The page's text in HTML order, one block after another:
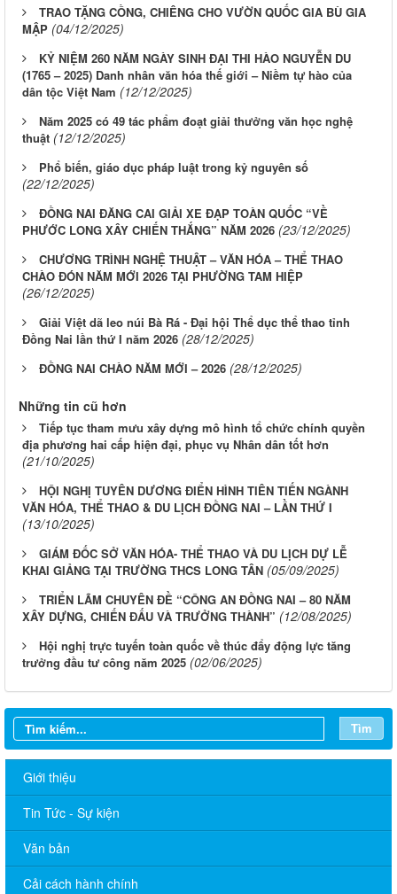
TRAO TẶNG CỒNG, CHIÊNG CHO VƯỜN QUỐC GIA BÙ GIA
MẬP (04/12/2025)
KỶ NIỆM 260 NĂM NGÀY SINH ĐẠI THI HÀO NGUYỄN DU
(1765 – 2025) Danh nhân văn hóa thế giới – Niềm tự hào của
dân tộc Việt Nam (12/12/2025)
Năm 2025 có 49 tác phẩm đoạt giải thưởng văn học nghệ
thuật (12/12/2025)
Phổ biến, giáo dục pháp luật trong kỷ nguyên số
(22/12/2025)
ĐỒNG NAI ĐĂNG CAI GIẢI XE ĐẠP TOÀN QUỐC “VỀ
PHƯỚC LONG XÂY CHIẾN THẮNG” NĂM 2026 (23/12/2025)
CHƯƠNG TRÌNH NGHỆ THUẬT – VĂN HÓA – THỂ THAO
CHÀO ĐÓN NĂM MỚI 2026 TẠI PHƯỜNG TAM HIỆP
(26/12/2025)
Giải Việt dã leo núi Bà Rá - Đại hội Thể dục thể thao tỉnh
Đồng Nai lần thứ I năm 2026 (28/12/2025)
ĐỒNG NAI CHÀO NĂM MỚI – 2026 (28/12/2025)
Những tin cũ hơn
Tiếp tục tham mưu xây dựng mô hình tổ chức chính quyền
địa phương hai cấp hiện đại, phục vụ Nhân dân tốt hơn
(21/10/2025)
HỘI NGHỊ TUYÊN DƯƠNG ĐIỂN HÌNH TIÊN TIẾN NGÀNH
VĂN HÓA, THỂ THAO & DU LỊCH ĐỒNG NAI – LẦN THỨ I
(13/10/2025)
GIÁM ĐỐC SỞ VĂN HÓA- THỂ THAO VÀ DU LỊCH DỰ LỄ
KHAI GIẢNG TẠI TRƯỜNG THCS LONG TÂN (05/09/2025)
TRIỂN LÃM CHUYÊN ĐỀ “CÔNG AN ĐỒNG NAI – 80 NĂM
XÂY DỰNG, CHIẾN ĐẤU VÀ TRƯỞNG THÀNH” (12/08/2025)
Hội nghị trực tuyến toàn quốc về thúc đẩy động lực tăng
trưởng đầu tư công năm 2025 (02/06/2025)
Tìm
Giới thiệu
Tin Tức - Sự kiện
Văn bản
Cải cách hành chính